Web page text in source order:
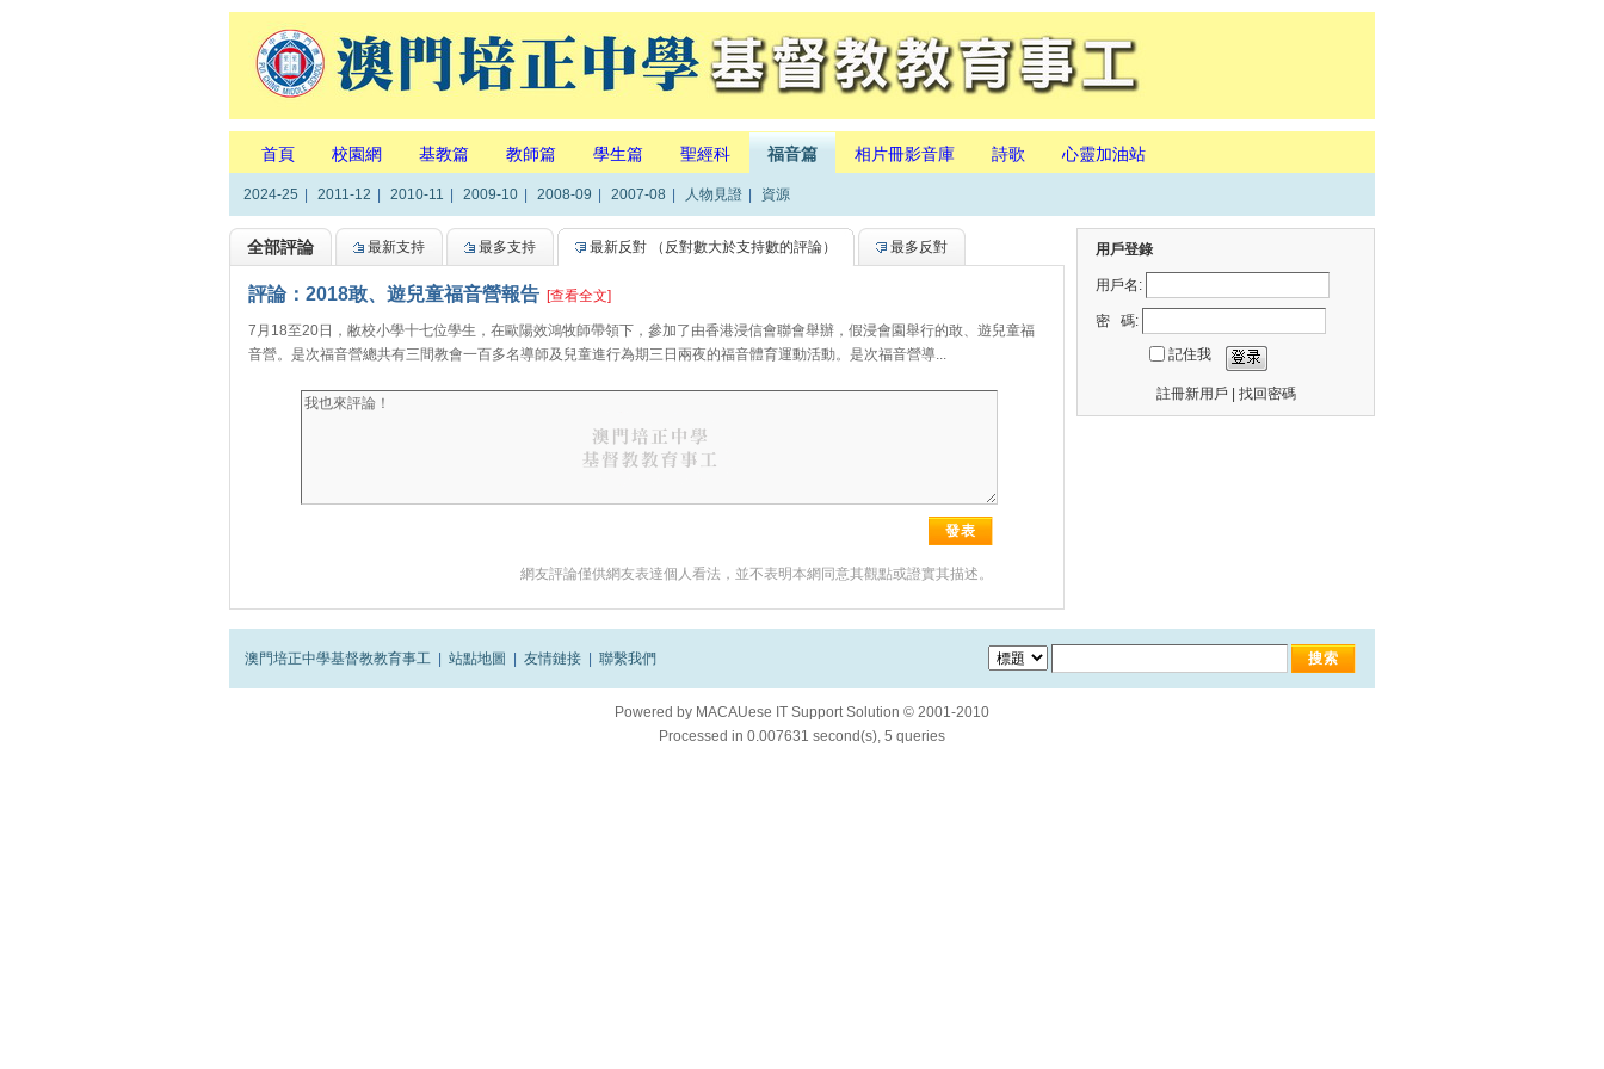
首頁 校園網 基教篇 教師篇 學生篇 聖經科 福音篇 相片冊影音庫 詩歌 心靈加油站
2024-25 2011-12 2010-11 2009-10 2008-09 2007-08 人物見證 資源
全部評論 最新支持 最多支持 最新反對 （反對數大於支持數的評論） 最多反對
評論：2018敢、遊兒童福音營報告 [查看全文]
7月18至20日，敝校小學十七位學生，在歐陽效鴻牧師帶領下，參加了由香港浸信會聯會舉辦，假浸會園舉行的敢、遊兒童福
音營。是次福音營總共有三間教會一百多名導師及兒童進行為期三日兩夜的福音體育運動活動。是次福音營導...
網友評論僅供網友表達個人看法，並不表明本網同意其觀點或證實其描述。
用戶登錄
用戶名:
密 碼:
記住我
註冊新用戶 找回密碼
澳門培正中學基督教教育事工 站點地圖 友情鏈接 聯繫我們
Powered by MACAUese IT Support Solution © 2001-2010
Processed in 0.007631 second(s), 5 queries